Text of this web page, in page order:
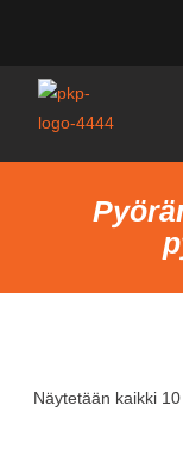
Näytetään kaikki